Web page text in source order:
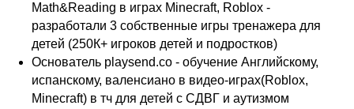
Math&Reading в играх Minecraft, Roblox -
разработали 3 собственные игры тренажера для
детей (250К+ игроков детей и подростков)
Основатель playsend.co - обучение Английскому,
испанскому, валенсиано в видео-играх(Roblox,
Minecraft) в тч для детей с СДВГ и аутизмом